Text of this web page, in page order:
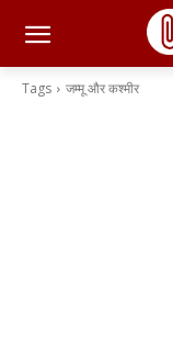
Tags जम्मू और कश्मीर